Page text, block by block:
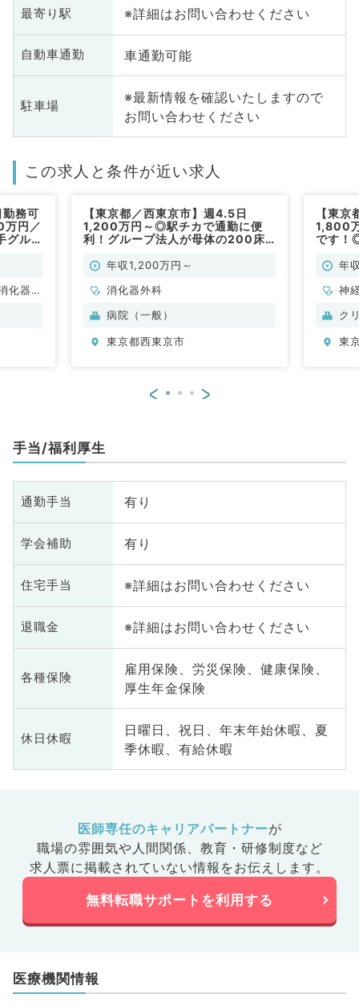
最寄り駅 ※詳細はお問い合わせください
自動車通勤 車通勤可能
駐車場
※最新情報を確認いたしますので
お問い合わせください
この求人と条件が近い求人
務可
円／
グルー
化器外
【東京都／西東京市】週4.5日
1,200万円～◎駅チカで通勤に便
利！グループ法人が母体の200床
（消化器外科／常勤）
年収1,200万円～
消化器外科
病院（一般）
東京都西東京市
【東
1,800
です！
(内科
年
神
科
臓
ク
東
< >
手当/福利厚生
通勤手当 有り
学会補助 有り
住宅手当 ※詳細はお問い合わせください
退職金 ※詳細はお問い合わせください
各種保険
雇用保険、労災保険、健康保険、
厚生年金保険
休日休暇
日曜日、祝日、年末年始休暇、夏
季休暇、有給休暇
医師専任のキャリアパートナーが
職場の雰囲気や人間関係、 教育・研修制度など
求人票に掲載されていない情報をお伝えします。
無料転職サポートを利用する
医療機関情報